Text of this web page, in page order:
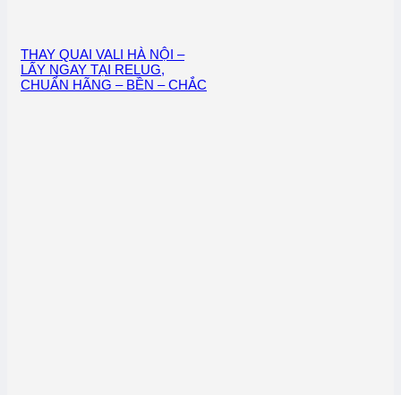
THAY QUAI VALI HÀ NỘI –
LẤY NGAY TẠI RELUG,
CHUẨN HÃNG – BỀN – CHẮC